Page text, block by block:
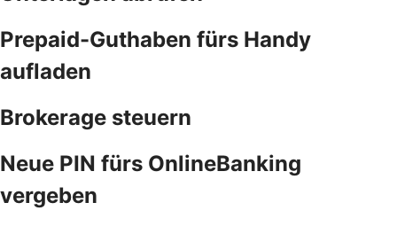
Prepaid-Guthaben fürs Handy
aufladen
Brokerage steuern
Neue PIN fürs OnlineBanking
vergeben